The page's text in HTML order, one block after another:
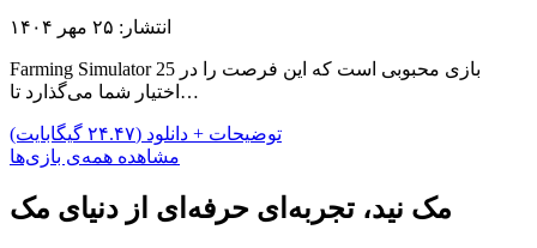
انتشار: ۲۵ مهر ۱۴۰۴
Farming Simulator 25 بازی محبوبی است که این فرصت را در
اختیار شما می‌گذارد تا…
توضیحات + دانلود (۲۴.۴۷ گیگابایت)
مشاهده همه‌ی بازی‌ها
مک نید، تجربه‌ای حرفه‌ای از دنیای مک